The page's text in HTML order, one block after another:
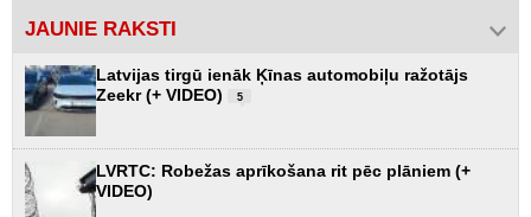
JAUNIE RAKSTI
Latvijas tirgū ienāk Ķīnas automobiļu ražotājs
Zeekr (+ VIDEO)
5
LVRTC: Robežas aprīkošana rit pēc plāniem (+
VIDEO)